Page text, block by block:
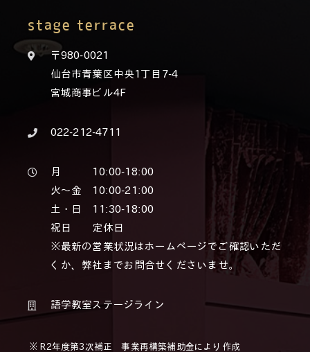
stage terrace
〒980-0021
仙台市青葉区中央1丁目7-4
宮城商事ビル4F
022-212-4711
月 10:00-18:00
火～金 10:00-21:00
土・日 11:30-18:00
祝日 定休日
※最新の営業状況はホームページでご確認いただ
くか、弊社までお問合せくださいませ。
語学教室ステージライン
※ R2年度第3次補正 事業再構築補助金により作成